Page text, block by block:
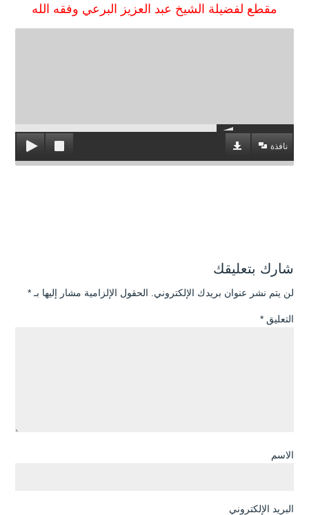
مقطع لفضيلة الشيخ عبد العزيز البرعي وفقه الله
نافذة
شارك بتعليقك
لن يتم نشر عنوان بريدك الإلكتروني. الحقول الإلزامية مشار إليها بـ *
التعليق *
الاسم
البريد الإلكتروني